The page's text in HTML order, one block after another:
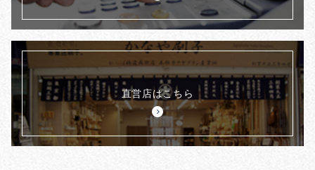
直営店はこちら